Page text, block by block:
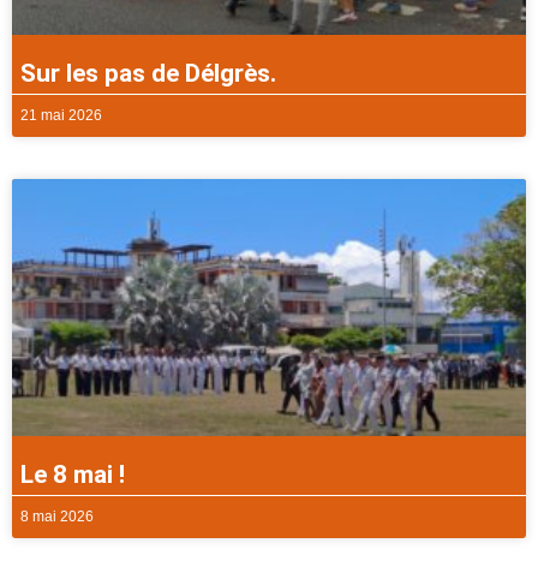
Sur les pas de Délgrès.
21 mai 2026
Le 8 mai !
8 mai 2026